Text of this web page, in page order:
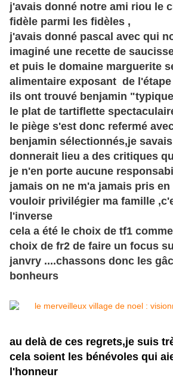
j'avais donné notre ami riou le
fidèle parmi les fidèles ,
j'avais donné pascal avec qui
imaginé une recette de
et puis le domaine marguerite
alimentaire exposant de l'étape
ils ont trouvé benjamin
le plat de tartiflette
le piège s'est donc refermé
benjamin sélectionnés,je
donnerait lieu a des critiques
je n'en porte aucune
jamais on ne m'a jamais pris en
vouloir privilégier ma famille
l'inverse
cela a été le choix de tf1
choix de fr2 de faire un focus
janvry ....chassons donc les
bonheurs
au delà de ces regrets,je suis
cela soient les bénévoles qui
l'honneur